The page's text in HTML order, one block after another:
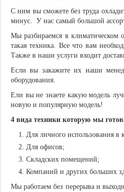
С ним вы сможете без труда
минус. У нас самый большой
Мы разбираемся в климатическом
такая техника. Все что вам
Также в наши услуги входит
Если вы закажите их наши
оборудования.
Ели вы не знаете какую модель
новую и популярную модель!
4 вида техники которую мы
Для личного использования в
Для офисов;
Складских помещений;
Компаний и других больших
Мы работаем без перерыва и